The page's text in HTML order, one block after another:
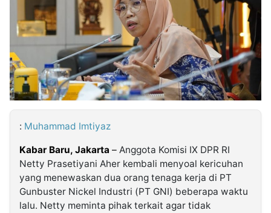
Insight
NTB
Time
IDN
Jogja
Rakyat
Idealita
News
Notice
Dinamikapost.com
Baru
Seedbacklink
Follow
Kabarbaru
: Muhammad Imtiyaz
Kabar Baru, Jakarta – Anggota Komisi IX DPR RI
Netty Prasetiyani Aher kembali menyoal kericuhan
yang menewaskan dua orang tenaga kerja di PT
Gunbuster Nickel Industri (PT GNI) beberapa waktu
lalu. Netty meminta pihak terkait agar tidak